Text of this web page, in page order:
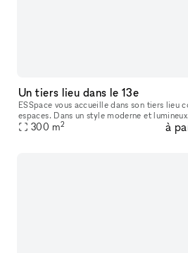
Un tiers lieu dans le 13e
ESSpace vous accueille dans son tiers lieu
espaces. Dans un style moderne et lumineux, venez organiser vos
séminaires, réunions, soirées d'entreprises,
300 m2 à